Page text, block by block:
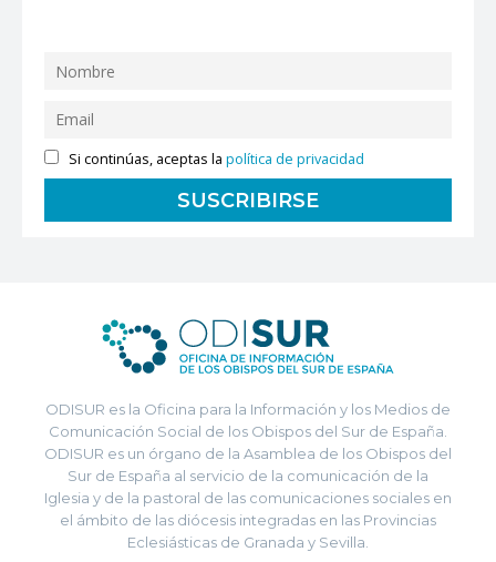
Si continúas, aceptas lapolítica de privacidad
ODISUR es la Oficina para la Información y los Medios de
Comunicación Social de los Obispos del Sur de España.
ODISUR es un órgano de la Asamblea de los Obispos del
Sur de España al servicio de la comunicación de la
Iglesia y de la pastoral de las comunicaciones sociales en
el ámbito de las diócesis integradas en las Provincias
Eclesiásticas de Granada y Sevilla.